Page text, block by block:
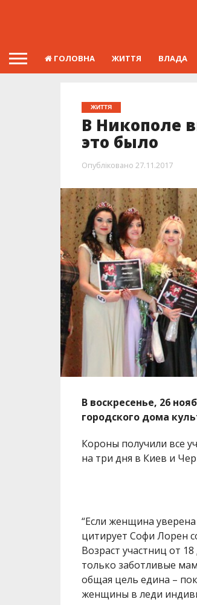
ГОЛОВНА ЖИТТЯ ВЛАДА
ЖИТТЯ
В Никополе
это было
Опубліковано 27.11.2017
В воскресенье, 26
городского дома
Короны получили все
на три дня в Киев и
“Если женщина
цитирует Софи Лорен
Возраст участниц от
только заботливые
общая цель едина –
женщины в леди